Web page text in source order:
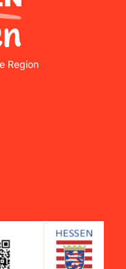
Region